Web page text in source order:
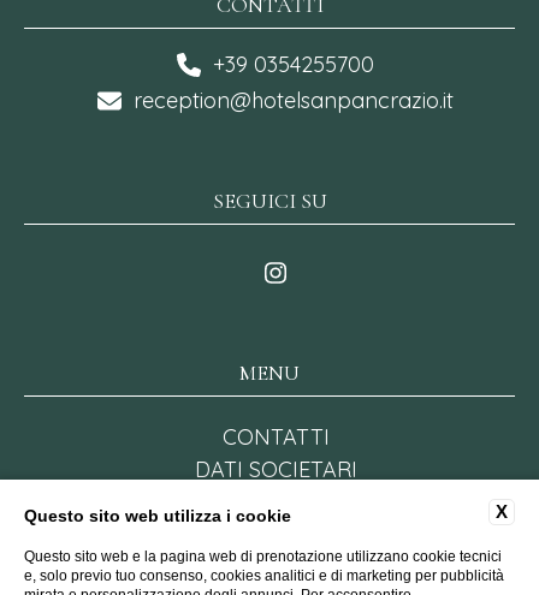
+39 0354255700
reception@hotelsanpancrazio.it
SEGUICI SU
MENU
CONTATTI
DATI SOCIETARI
FAQ
X
Questo sito web utilizza i cookie
Questo sito web e la pagina web di prenotazione utilizzano cookie tecnici
e, solo previo tuo consenso, cookies analitici e di marketing per pubblicità